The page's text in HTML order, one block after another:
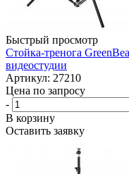
Быстрый просмотр
Стойка-тренога
видеостудии
Артикул: 27210
Цена по запросу
-
В корзину
Оставить заявку